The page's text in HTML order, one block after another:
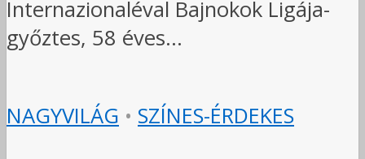
Internazionaléval Bajnokok Ligája-
győztes, 58 éves...
NAGYVILÁG • SZÍNES-ÉRDEKES